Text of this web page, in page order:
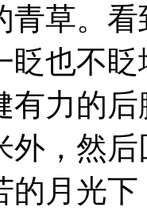
青草。
眨也不
有力的
外，然
的月光